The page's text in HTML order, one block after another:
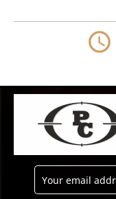
access_time